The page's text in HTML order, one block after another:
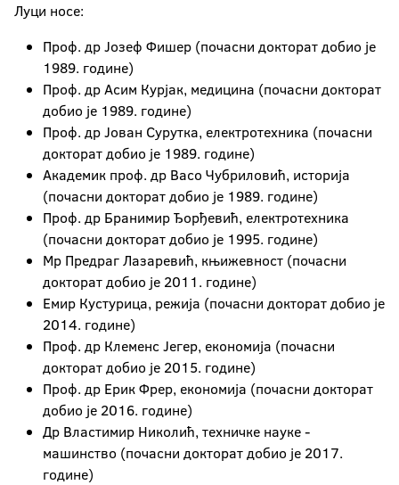
Луци носе:
Проф. др Јозеф Фишер (почасни докторат добио је
1989. године)
Проф. др Асим Курјак, медицина (почасни докторат
добио је 1989. године)
Проф. др Јован Сурутка, електротехника (почасни
докторат добио је 1989. године)
Академик проф. др Васо Чубриловић, историја
(почасни докторат добио је 1989. године)
Проф. др Бранимир Ђорђевић, електротехника
(почасни докторат добио је 1995. године)
Мр Предраг Лазаревић, књижевност (почасни
докторат добио је 2011. године)
Емир Кустурица, режија (почасни докторат добио је
2014. године)
Проф. др Клеменс Јегер, економија (почасни
докторат добио је 2015. године)
Проф. др Ерик Фрер, економија (почасни докторат
добио је 2016. године)
Др Властимир Николић, техничке науке -
машинство (почасни докторат добио је 2017.
године)